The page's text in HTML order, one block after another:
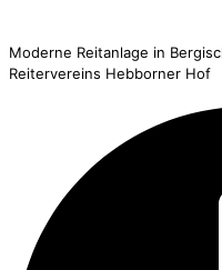
Moderne Reitanlage in
Reitervereins Hebborner Hof